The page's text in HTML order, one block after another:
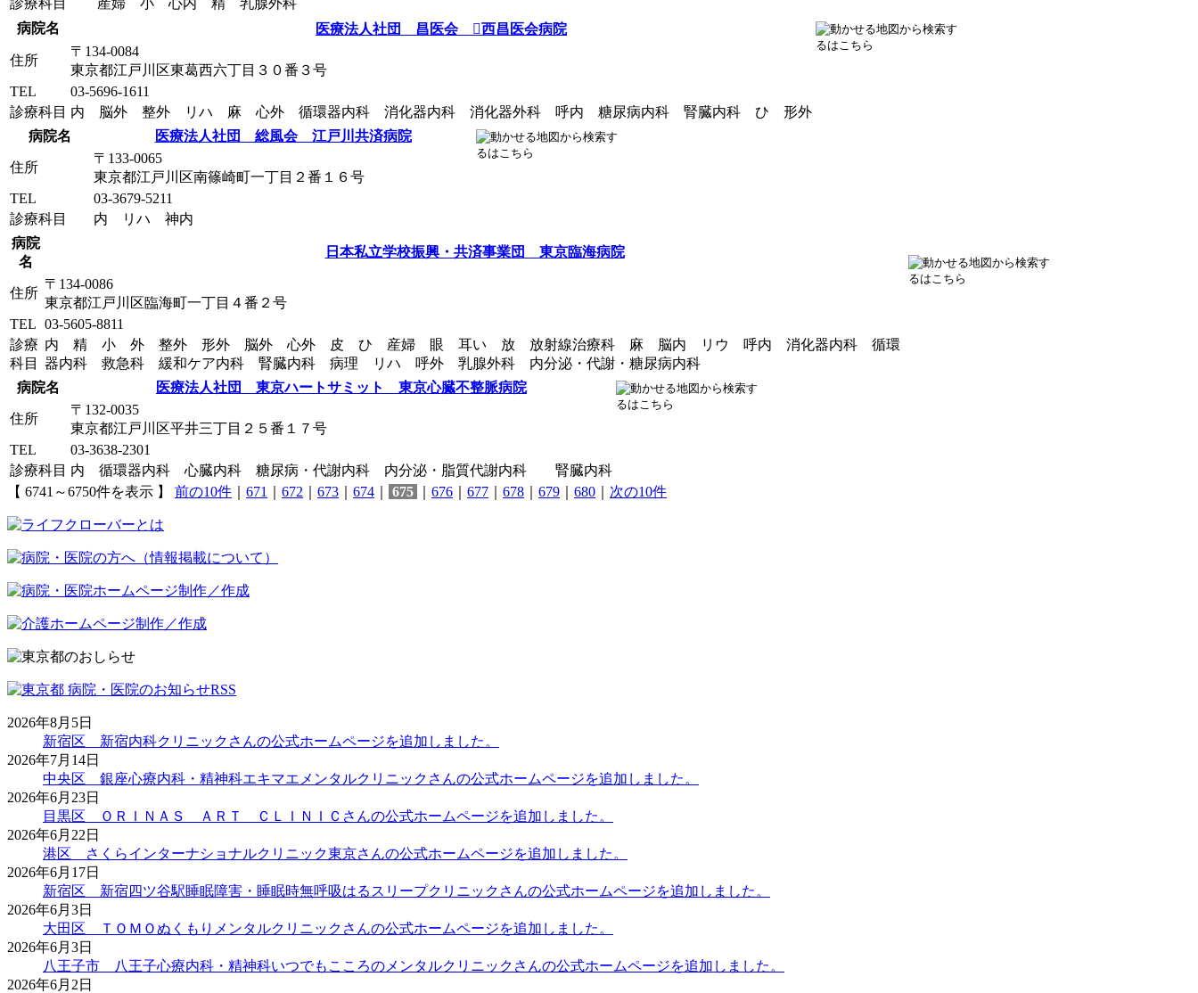
診療科目
産婦 小 心内 精 乳腺外科
病院名
医療法人社団 昌医会 西昌医会病院
住所
〒134-0084
東京都江戸川区東葛西六丁目３０番３号
TEL
03-5696-1611
診療科目 内 脳外 整外 リハ 麻 心外 循環器内科 消化器内科 消化器外科 呼内 糖尿病内科 腎臓内科 ひ 形外
病院名
医療法人社団 総風会 江戸川共済病院
住所
〒133-0065
東京都江戸川区南篠崎町一丁目２番１６号
TEL
03-3679-5211
診療科目
内 リハ 神内
病院
名
日本私立学校振興・共済事業団 東京臨海病院
住所
〒134-0086
東京都江戸川区臨海町一丁目４番２号
TEL 03-5605-8811
診療
科目
内 精 小 外 整外 形外 脳外 心外 皮 ひ 産婦 眼 耳い 放 放射線治療科 麻 脳内 リウ 呼内 消化器内科 循環
器内科 救急科 緩和ケア内科 腎臓内科 病理 リハ 呼外 乳腺外科 内分泌・代謝・糖尿病内科
病院名
医療法人社団 東京ハートサミット 東京心臓不整脈病院
住所
〒132-0035
東京都江戸川区平井三丁目２５番１７号
TEL
03-3638-2301
診療科目 内 循環器内科 心臓内科 糖尿病・代謝内科 内分泌・脂質代謝内科 腎臓内科
【 6741～6750件を表示 】 前の10件 671 672 673 674 675 676 677 678 679 680 次の10件
2026年8月5日
新宿区 新宿内科クリニックさんの公式ホームページを追加しました。
2026年7月14日
中央区 銀座心療内科・精神科エキマエメンタルクリニックさんの公式ホームページを追加しました。
2026年6月23日
目黒区 ＯＲＩＮＡＳ ＡＲＴ ＣＬＩＮＩＣさんの公式ホームページを追加しました。
2026年6月22日
港区 さくらインターナショナルクリニック東京さんの公式ホームページを追加しました。
2026年6月17日
新宿区 新宿四ツ谷駅睡眠障害・睡眠時無呼吸はるスリープクリニックさんの公式ホームページを追加しました。
2026年6月3日
大田区 ＴＯＭＯぬくもりメンタルクリニックさんの公式ホームページを追加しました。
2026年6月3日
八王子市 八王子心療内科・精神科いつでもこころのメンタルクリニックさんの公式ホームページを追加しました。
2026年6月2日